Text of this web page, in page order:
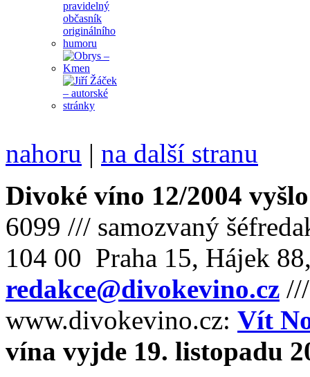
nahoru | na další stranu
Divoké víno 12/2004
6099 /// samozvaný
104 00 Praha 15, Hájek
redakce@divokevino.cz
www.divokevino.cz: Vít
vína vyjde 19. listopadu